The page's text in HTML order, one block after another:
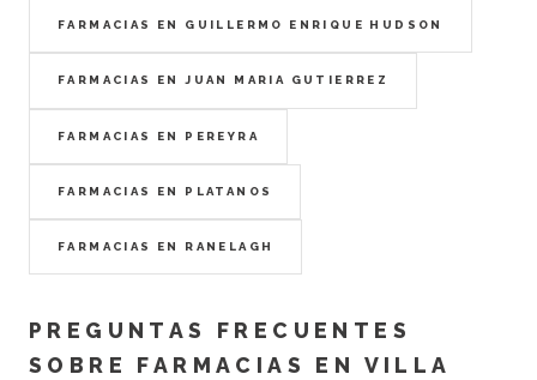
FARMACIAS EN GUILLERMO ENRIQUE HUDSON
FARMACIAS EN JUAN MARIA GUTIERREZ
FARMACIAS EN PEREYRA
FARMACIAS EN PLATANOS
FARMACIAS EN RANELAGH
PREGUNTAS FRECUENTES
SOBRE FARMACIAS EN VILLA